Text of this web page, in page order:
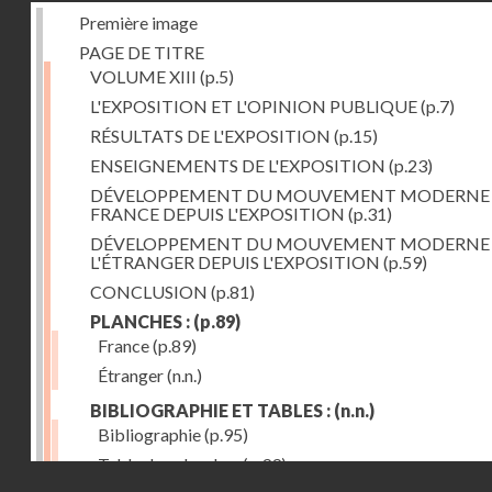
Première image
PAGE DE TITRE
VOLUME XIII (p.5)
L'EXPOSITION ET L'OPINION PUBLIQUE(p.7)
RÉSULTATS DE L'EXPOSITION (p.15)
ENSEIGNEMENTS DE L'EXPOSITION (p.23)
DÉVELOPPEMENT DU MOUVEMENT
FRANCE DEPUIS L'EXPOSITION (p.31)
DÉVELOPPEMENT DU MOUVEMENT
L'ÉTRANGER DEPUIS L'EXPOSITION (p.59)
CONCLUSION (p.81)
PLANCHES : (p.89)
France(p.89)
Étranger(n.n.)
BIBLIOGRAPHIE ET TABLES : (n.n.)
Bibliographie(p.95)
Table des planches(p.99)